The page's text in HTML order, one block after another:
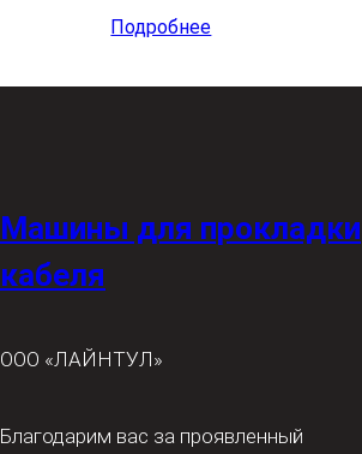
Подробнее
Машины для прокладки
кабеля
ООО «ЛАЙНТУЛ»
Благодарим вас за проявленный